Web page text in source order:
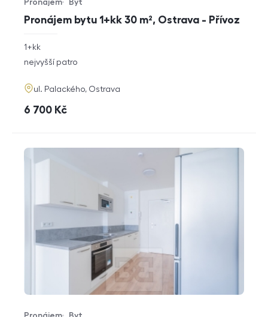
Pronájem bytu 1+kk 30 m², Ostrava - Přívoz
Typ nabídky
Typ nemovitosti
rozměry
dispozice
1+kk
funkce
nejvyšší patro
adresa
ul. Palackého, Ostrava
cena
6 700 Kč
Pronájem Byt